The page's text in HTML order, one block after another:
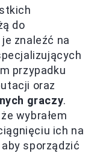
do
znaleźć na
przypadku
oraz
graczy.
wybrałem
ich na
sporządzić